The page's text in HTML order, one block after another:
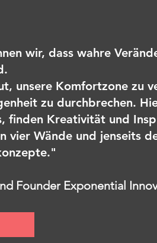
wir, dass wahre
unsere Komfortzone zu
zu durchbrechen.
finden Kreativität und
vier Wände und jenseits
Founder Exponential